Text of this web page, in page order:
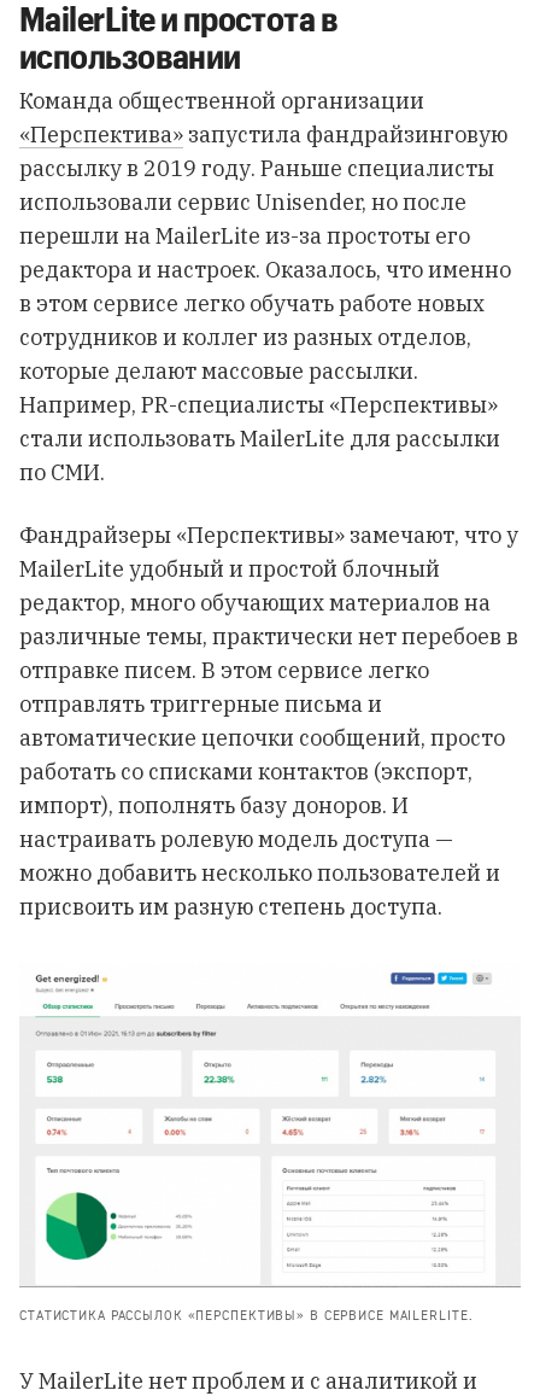
MailerLite и простота в
использовании
Команда общественной организации
«Перспектива» запустила фандрайзинговую
рассылку в 2019 году. Раньше специалисты
использовали сервис Unisender, но после
перешли на MailerLite из-за простоты его
редактора и настроек. Оказалось, что именно
в этом сервисе легко обучать работе новых
сотрудников и коллег из разных отделов,
которые делают массовые рассылки.
Например, PR-специалисты «Перспективы»
стали использовать MailerLite для рассылки
по СМИ.
Фандрайзеры «Перспективы» замечают, что у
MailerLite удобный и простой блочный
редактор, много обучающих материалов на
различные темы, практически нет перебоев в
отправке писем. В этом сервисе легко
отправлять триггерные письма и
автоматические цепочки сообщений, просто
работать со списками контактов (экспорт,
импорт), пополнять базу доноров. И
настраивать ролевую модель доступа —
можно добавить несколько пользователей и
присвоить им разную степень доступа.
СТАТИСТИКА РАССЫЛОК «ПЕРСПЕКТИВЫ» В СЕРВИСЕ MAILERLITE.
У MailerLite нет проблем и с аналитикой и